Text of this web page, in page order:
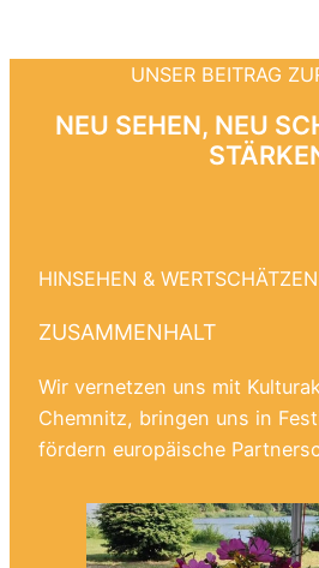
UNSER BEITRAG
NEU SEHEN, NEU
HINSEHEN & WERTSCHÄTZEN
ZUSAMMENHALT
Wir vernetzen uns mit
Chemnitz, bringen uns in
fördern europäische